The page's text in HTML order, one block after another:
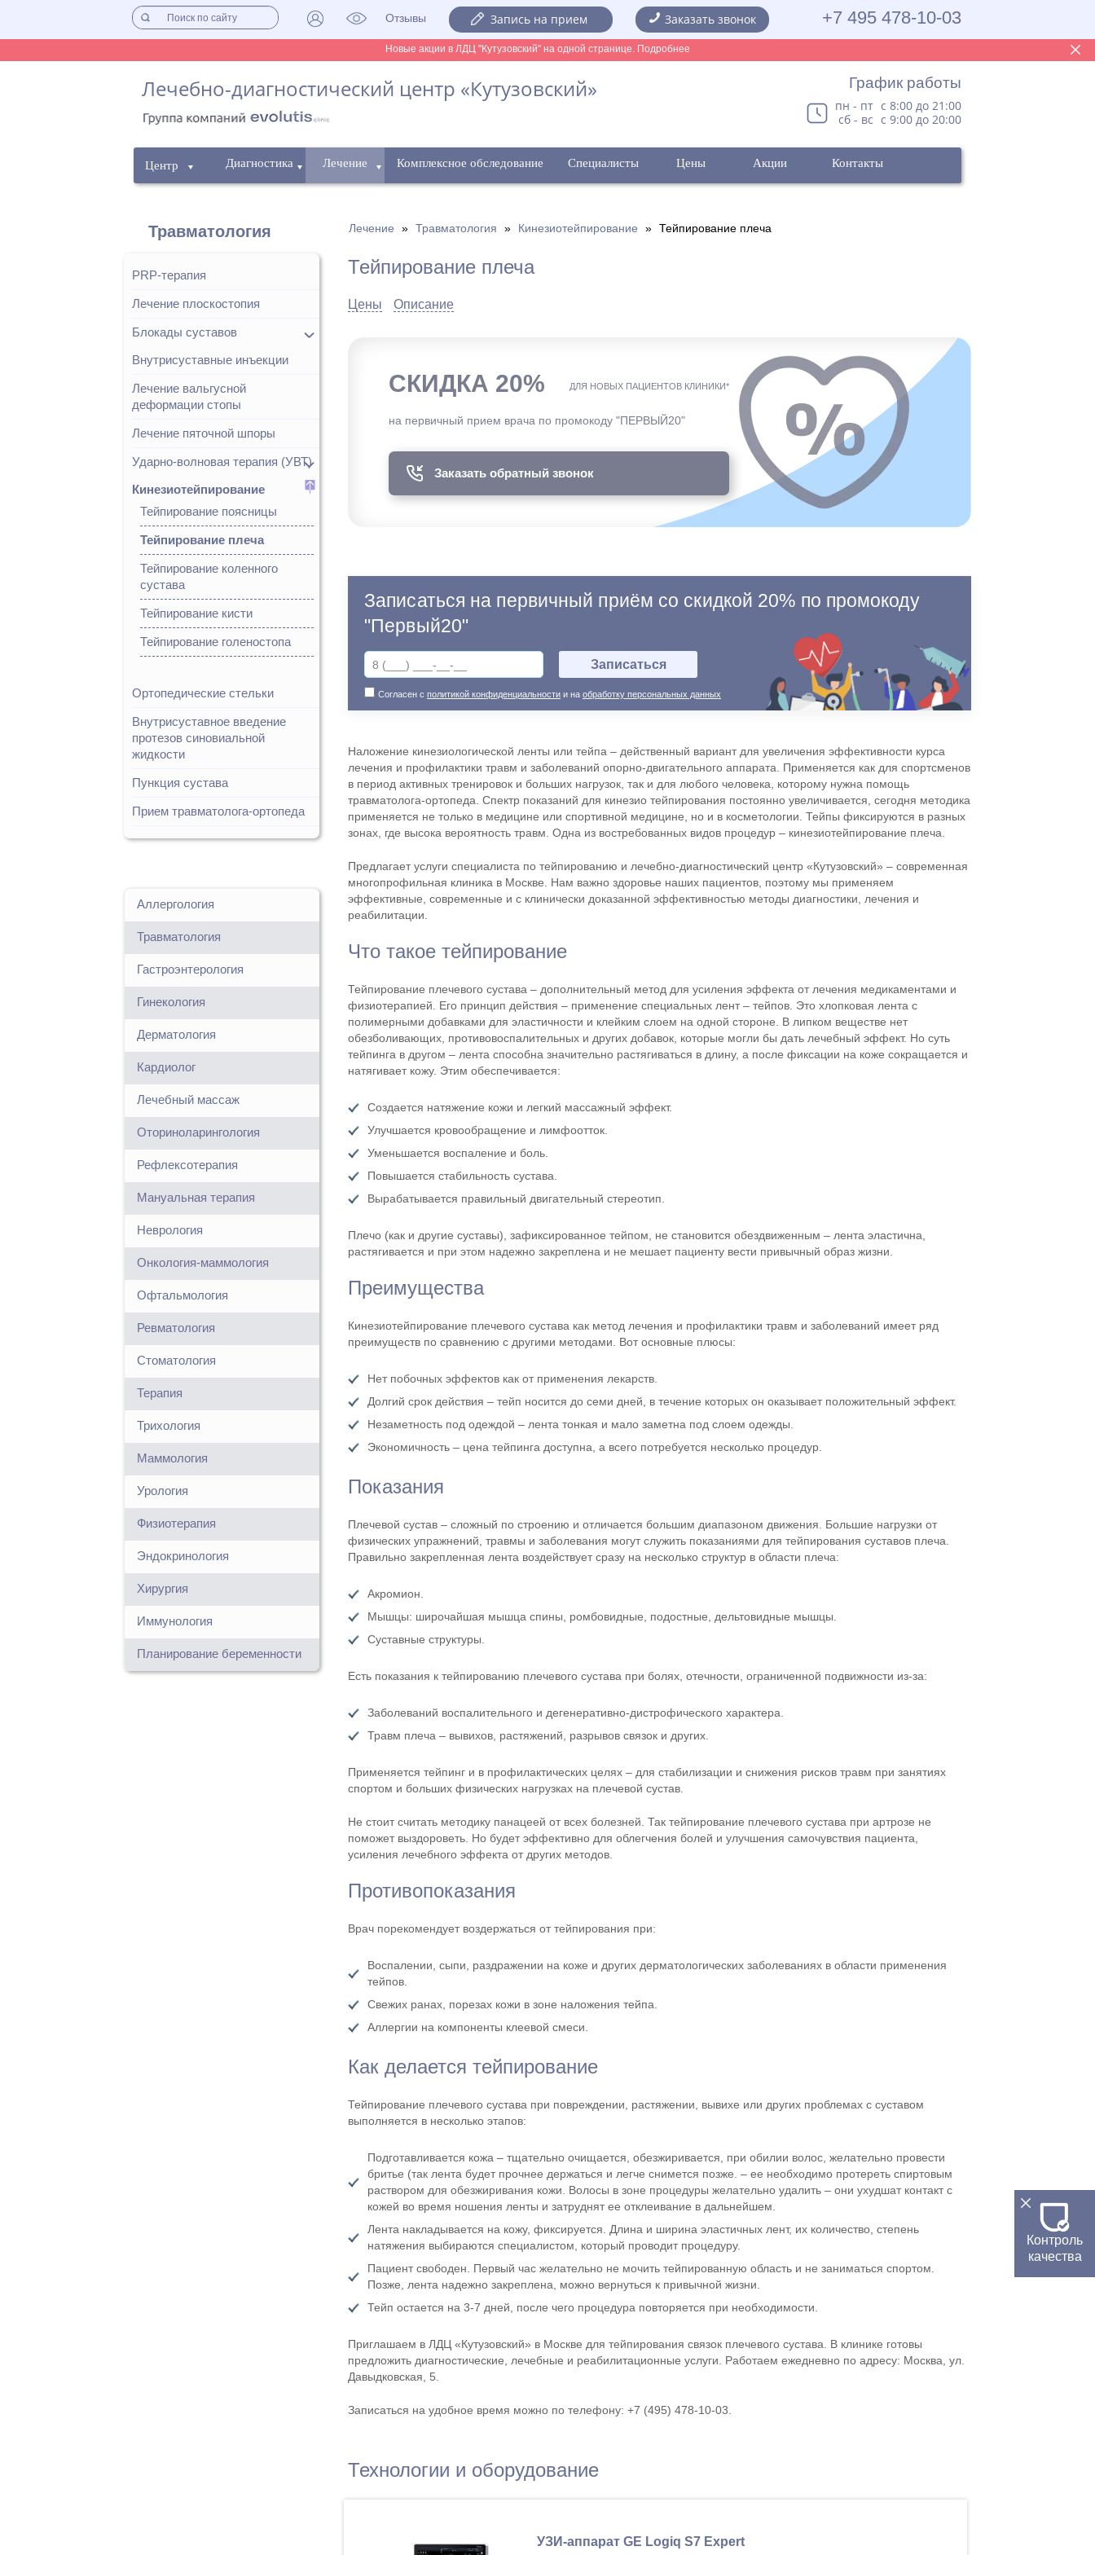
Новые акции в ЛДЦ "Кутузовский" на одной странице. Подробнее
+7 495 478-10-03
Заказать звонок
Запись на прием
Отзывы
Лечебно-диагностический центр «Кутузовский» График работы
пн - пт с 8:00 до 21:00
сб - вс с 9:00 до 20:00
Центр Диагностика Лечение Комплексное обследование Специалисты Цены Акции Контакты
Лечение » Травматология » Кинезиотейпирование » Тейпирование плеча
Тейпирование плеча
Цены Описание
СКИДКА 20% ДЛЯ НОВЫХ ПАЦИЕНТОВ КЛИНИКИ*
на первичный прием врача по промокоду "ПЕРВЫЙ20"
Заказать обратный звонок
Записаться на первичный приём со скидкой 20% по промокоду
"Первый20"
Согласен с политикой конфиденциальности и на обработку персональных данных
Наложение кинезиологической ленты или тейпа – действенный вариант для увеличения эффективности курса
лечения и профилактики травм и заболеваний опорно-двигательного аппарата. Применяется как для спортсменов
в период активных тренировок и больших нагрузок, так и для любого человека, которому нужна помощь
травматолога-ортопеда. Спектр показаний для кинезио тейпирования постоянно увеличивается, сегодня методика
применяется не только в медицине или спортивной медицине, но и в косметологии. Тейпы фиксируются в разных
зонах, где высока вероятность травм. Одна из востребованных видов процедур – кинезиотейпирование плеча.
Предлагает услуги специалиста по тейпированию и лечебно-диагностический центр «Кутузовский» – современная
многопрофильная клиника в Москве. Нам важно здоровье наших пациентов, поэтому мы применяем
эффективные, современные и с клинически доказанной эффективностью методы диагностики, лечения и
реабилитации.
Что такое тейпирование
Тейпирование плечевого сустава – дополнительный метод для усиления эффекта от лечения медикаментами и
физиотерапией. Его принцип действия – применение специальных лент – тейпов. Это хлопковая лента с
полимерными добавками для эластичности и клейким слоем на одной стороне. В липком веществе нет
обезболивающих, противовоспалительных и других добавок, которые могли бы дать лечебный эффект. Но суть
тейпинга в другом – лента способна значительно растягиваться в длину, а после фиксации на коже сокращается и
натягивает кожу. Этим обеспечивается:
Создается натяжение кожи и легкий массажный эффект.
Улучшается кровообращение и лимфоотток.
Уменьшается воспаление и боль.
Повышается стабильность сустава.
Вырабатывается правильный двигательный стереотип.
Плечо (как и другие суставы), зафиксированное тейпом, не становится обездвиженным – лента эластична,
растягивается и при этом надежно закреплена и не мешает пациенту вести привычный образ жизни.
Преимущества
Кинезиотейпирование плечевого сустава как метод лечения и профилактики травм и заболеваний имеет ряд
преимуществ по сравнению с другими методами. Вот основные плюсы:
Нет побочных эффектов как от применения лекарств.
Долгий срок действия – тейп носится до семи дней, в течение которых он оказывает положительный эффект.
Незаметность под одеждой – лента тонкая и мало заметна под слоем одежды.
Экономичность – цена тейпинга доступна, а всего потребуется несколько процедур.
Показания
Плечевой сустав – сложный по строению и отличается большим диапазоном движения. Большие нагрузки от
физических упражнений, травмы и заболевания могут служить показаниями для тейпирования суставов плеча.
Правильно закрепленная лента воздействует сразу на несколько структур в области плеча:
Акромион.
Мышцы: широчайшая мышца спины, ромбовидные, подостные, дельтовидные мышцы.
Суставные структуры.
Есть показания к тейпированию плечевого сустава при болях, отечности, ограниченной подвижности из-за:
Заболеваний воспалительного и дегенеративно-дистрофического характера.
Травм плеча – вывихов, растяжений, разрывов связок и других.
Применяется тейпинг и в профилактических целях – для стабилизации и снижения рисков травм при занятиях
спортом и больших физических нагрузках на плечевой сустав.
Не стоит считать методику панацеей от всех болезней. Так тейпирование плечевого сустава при артрозе не
поможет выздороветь. Но будет эффективно для облегчения болей и улучшения самочувствия пациента,
усиления лечебного эффекта от других методов.
Противопоказания
Врач порекомендует воздержаться от тейпирования при:
Воспалении, сыпи, раздражении на коже и других дерматологических заболеваниях в области применения
тейпов.
Свежих ранах, порезах кожи в зоне наложения тейпа.
Аллергии на компоненты клеевой смеси.
Как делается тейпирование
Тейпирование плечевого сустава при повреждении, растяжении, вывихе или других проблемах с суставом
выполняется в несколько этапов:
Подготавливается кожа – тщательно очищается, обезжиривается, при обилии волос, желательно провести
бритье (так лента будет прочнее держаться и легче снимется позже. – ее необходимо протереть спиртовым
раствором для обезжиривания кожи. Волосы в зоне процедуры желательно удалить – они ухудшат контакт с
кожей во время ношения ленты и затруднят ее отклеивание в дальнейшем.
Лента накладывается на кожу, фиксируется. Длина и ширина эластичных лент, их количество, степень
натяжения выбираются специалистом, который проводит процедуру.
Пациент свободен. Первый час желательно не мочить тейпированную область и не заниматься спортом.
Позже, лента надежно закреплена, можно вернуться к привычной жизни.
Тейп остается на 3-7 дней, после чего процедура повторяется при необходимости.
Приглашаем в ЛДЦ «Кутузовский» в Москве для тейпирования связок плечевого сустава. В клинике готовы
предложить диагностические, лечебные и реабилитационные услуги. Работаем ежедневно по адресу: Москва, ул.
Давыдковская, 5.
Записаться на удобное время можно по телефону: +7 (495) 478-10-03.
Технологии и оборудование
УЗИ-аппарат GE Logiq S7 Expert
Травматология
PRP-терапия
Лечение плоскостопия
Блокады суставов
Внутрисуставные инъекции
Лечение вальгусной
деформации стопы
Лечение пяточной шпоры
Ударно-волновая терапия (УВТ)
Кинезиотейпирование
Тейпирование поясницы
Тейпирование плеча
Тейпирование коленного
сустава
Тейпирование кисти
Тейпирование голеностопа
Ортопедические стельки
Внутрисуставное введение
протезов синовиальной
жидкости
Пункция сустава
Прием травматолога-ортопеда
Аллергология
Травматология
Гастроэнтерология
Гинекология
Дерматология
Кардиолог
Лечебный массаж
Оториноларингология
Рефлексотерапия
Мануальная терапия
Неврология
Онкология-маммология
Офтальмология
Ревматология
Стоматология
Терапия
Трихология
Маммология
Урология
Физиотерапия
Эндокринология
Хирургия
Иммунология
Планирование беременности
Контроль
качества